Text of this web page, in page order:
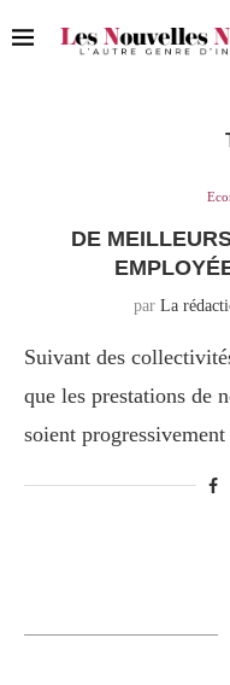
DE
par La
Suivant des
que les prestations de
soient